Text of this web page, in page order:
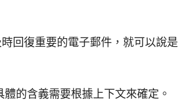
回復重要的電子郵件，就可以說是
的含義需要根據上下文來確定。